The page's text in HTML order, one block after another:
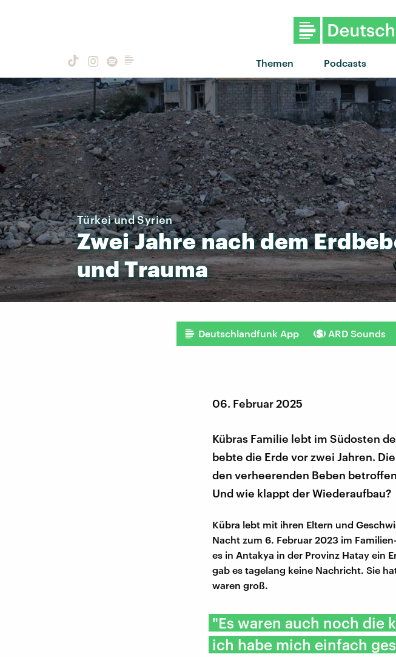
Themen Podcasts
Türkei und Syrien
ZweiJahrenachdem
undTrauma
Deutschlandfunk App ARD Sounds
06. Februar 2025
Kübras Familie lebt im Südosten
bebte die Erde vor zwei Jahren.
den verheerenden Beben
Und wie klappt der Wiederaufbau?
Kübra lebt mit ihren Eltern und
Nacht zum 6. Februar 2023 im
es in Antakya in der Provinz Hatay ein
gab es tagelang keine Nachricht. Sie
waren groß.
"Es waren auch noch die
ich habe mich einfach